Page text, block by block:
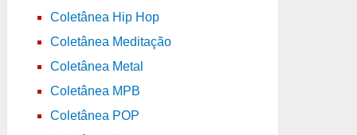
Coletânea Hip Hop
Coletânea Meditação
Coletânea Metal
Coletânea MPB
Coletânea POP